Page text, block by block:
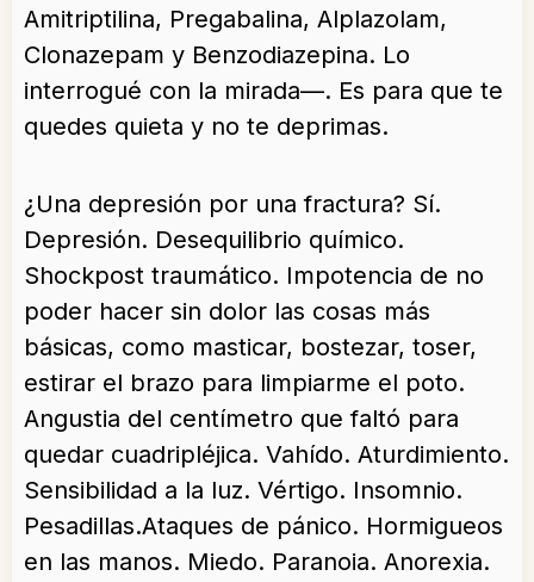
Amitriptilina, Pregabalina, Alplazolam,
Clonazepam y Benzodiazepina. Lo
interrogué con la mirada—. Es para que te
quedes quieta y no te deprimas.
¿Una depresión por una fractura? Sí.
Depresión. Desequilibrio químico.
Shockpost traumático. Impotencia de no
poder hacer sin dolor las cosas más
básicas, como masticar, bostezar, toser,
estirar el brazo para limpiarme el poto.
Angustia del centímetro que faltó para
quedar cuadripléjica. Vahído. Aturdimiento.
Sensibilidad a la luz. Vértigo. Insomnio.
Pesadillas.Ataques de pánico. Hormigueos
en las manos. Miedo. Paranoia. Anorexia.